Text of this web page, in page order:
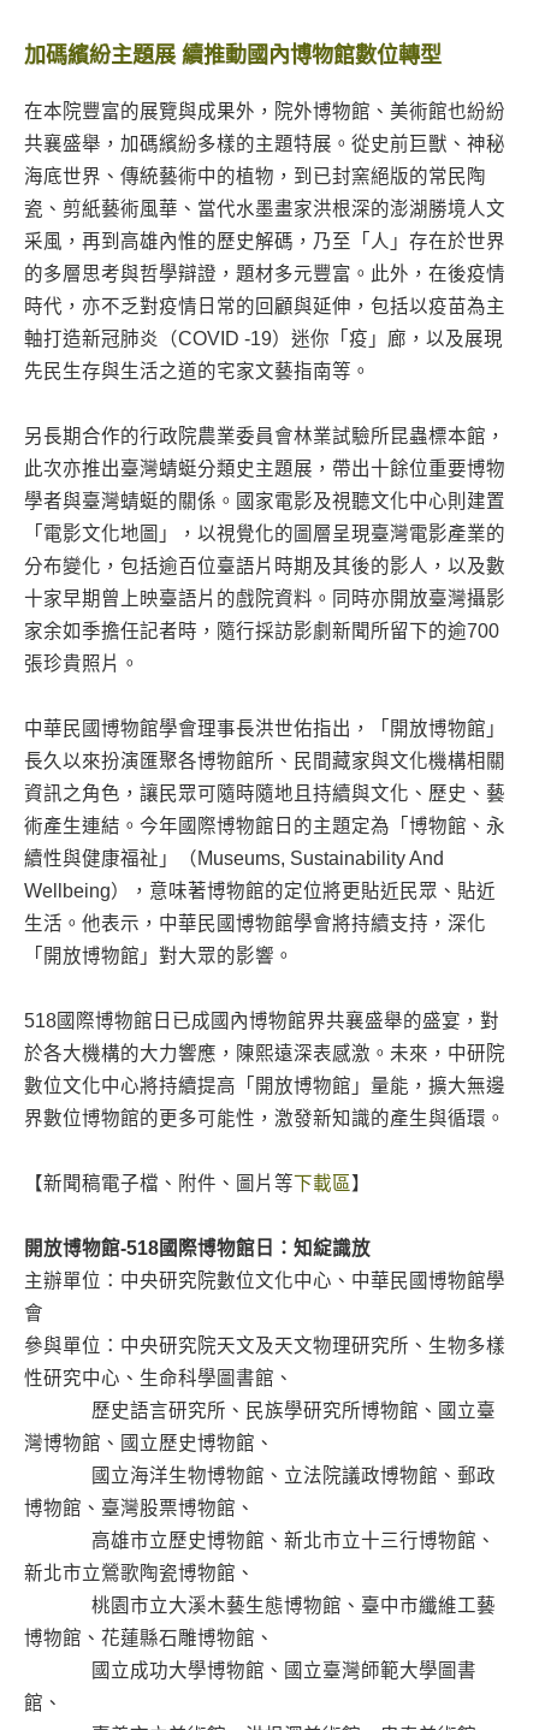
加碼繽紛主題展 續推動國內博物館數位轉型
在本院豐富的展覽與成果外，院外博物館、美術館也紛紛
共襄盛舉，加碼繽紛多樣的主題特展。從史前巨獸、神秘
海底世界、傳統藝術中的植物，到已封窯絕版的常民陶
瓷、剪紙藝術風華、當代水墨畫家洪根深的澎湖勝境人文
采風，再到高雄內惟的歷史解碼，乃至「人」存在於世界
的多層思考與哲學辯證，題材多元豐富。此外，在後疫情
時代，亦不乏對疫情日常的回顧與延伸，包括以疫苗為主
軸打造新冠肺炎（COVID -19）迷你「疫」廊，以及展現
先民生存與生活之道的宅家文藝指南等。
另長期合作的行政院農業委員會林業試驗所昆蟲標本館，
此次亦推出臺灣蜻蜓分類史主題展，帶出十餘位重要博物
學者與臺灣蜻蜓的關係。國家電影及視聽文化中心則建置
「電影文化地圖」，以視覺化的圖層呈現臺灣電影產業的
分布變化，包括逾百位臺語片時期及其後的影人，以及數
十家早期曾上映臺語片的戲院資料。同時亦開放臺灣攝影
家余如季擔任記者時，隨行採訪影劇新聞所留下的逾700
張珍貴照片。
中華民國博物館學會理事長洪世佑指出，「開放博物館」
長久以來扮演匯聚各博物館所、民間藏家與文化機構相關
資訊之角色，讓民眾可隨時隨地且持續與文化、歷史、藝
術產生連結。今年國際博物館日的主題定為「博物館、永
續性與健康福祉」（Museums, Sustainability And
Wellbeing），意味著博物館的定位將更貼近民眾、貼近
生活。他表示，中華民國博物館學會將持續支持，深化
「開放博物館」對大眾的影響。
518國際博物館日已成國內博物館界共襄盛舉的盛宴，對
於各大機構的大力響應，陳熙遠深表感激。未來，中研院
數位文化中心將持續提高「開放博物館」量能，擴大無邊
界數位博物館的更多可能性，激發新知識的產生與循環。
【新聞稿電子檔、附件、圖片等下載區】
開放博物館-518國際博物館日：知綻識放
主辦單位：中央研究院數位文化中心、中華民國博物館學
會
參與單位：中央研究院天文及天文物理研究所、生物多樣
性研究中心、生命科學圖書館、
歷史語言研究所、民族學研究所博物館、國立臺
灣博物館、國立歷史博物館、
國立海洋生物博物館、立法院議政博物館、郵政
博物館、臺灣股票博物館、
高雄市立歷史博物館、新北市立十三行博物館、
新北市立鶯歌陶瓷博物館、
桃園市立大溪木藝生態博物館、臺中市纖維工藝
博物館、花蓮縣石雕博物館、
國立成功大學博物館、國立臺灣師範大學圖書
館、